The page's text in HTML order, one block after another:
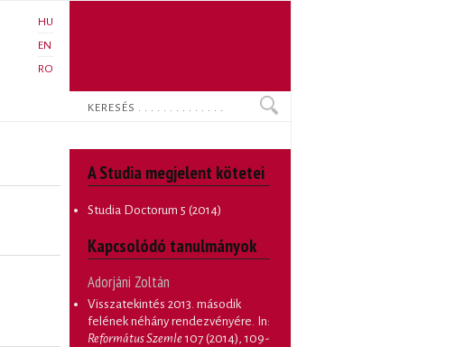
HU
EN
RO
Keresés
A Studia megjelent kötetei
Studia Doctorum 5 (2014)
Kapcsolódó tanulmányok
Adorjáni Zoltán
Visszatekintés 2013. második
felének néhány rendezvényére. In:
Református Szemle107 (2014), 109-